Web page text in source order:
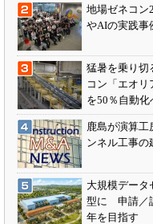
地場ゼネコン
やAIの実践事
猛暑を乗り切
コン「エオ
を50％自動化
鹿島が演算
ンネル工事の
大規模データ
型に 申請／
年を目指す